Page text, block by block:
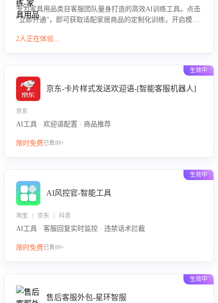
专为家具用品类目客服团队量身打造的高效AI训练工具。点击
“立即开通”，即可获取适配家居商品的定制化训练，开启模拟
参数咨询等高频场景下的专业应对能力。
2人正在体验...
生效中
京东-卡片样式发送欢迎语-[智能客服机器人]
京东
AI工具 · 欢迎语配置 · 商品推荐
限时免费已售99+
生效中
AI风控官-智能工具
淘宝 | 京东 | 抖音
AI工具 · 客服回复实时监控 · 违禁话术拦截
限时免费已售99+
生效中
售后客服外包-星环智服